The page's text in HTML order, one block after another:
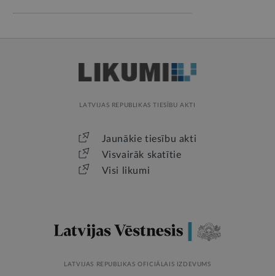
LATVIJAS REPUBLIKAS TIESĪBU AKTI
Jaunākie tiesību akti
Visvairāk skatītie
Visi likumi
LATVIJAS REPUBLIKAS OFICIĀLAIS IZDEVUMS